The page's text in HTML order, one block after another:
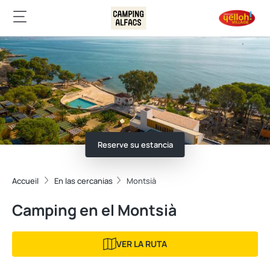
Reserve su estancia
Accueil En las cercanias Montsià
Camping en el Montsià
VER LA RUTA